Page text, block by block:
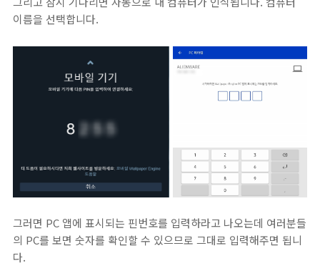
이름을 선택합니다.
그러면 PC 앱에 표시되는 핀번호를 입력하라고 나오는데 여러분들
의 PC를 보면 숫자를 확인할 수 있으므로 그대로 입력해주면 됩니
다.